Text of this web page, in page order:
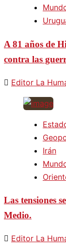
A 81 años de
contra las
Editor La
Irán
Las tensiones
Medio.
Editor La